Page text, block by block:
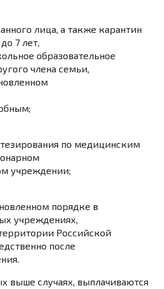
лица, а также карантин
7 лет,
образовательное
члена семьи,
по медицинским
учреждении;
порядке в
учреждениях,
Российской
после
выше случаях, выплачиваются